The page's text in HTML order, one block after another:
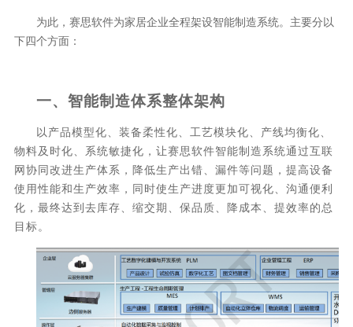
为此，赛思软件为家居企业全程架设智能制造系统。主要分以
下四个方面：
一、 智能制造体系整体架构
以产品模型化、装备柔性化、工艺模块化、产线均衡化、
物料及时化、系统敏捷化，让赛思软件智能制造系统通过互联
网协同改进生产体系，降低生产出错、漏件等问题，提高设备
使用性能和生产效率，同时使生产进度更加可视化、沟通便利
化，最终达到去库存、缩交期、保品质、降成本、提效率的总
目标。